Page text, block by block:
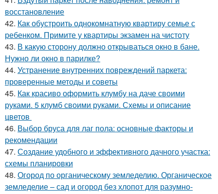
восстановление
42. Как обустроить однокомнатную квартиру семье с
ребенком. Примите у квартиры экзамен на чистоту
43. В какую сторону должно открываться окно в бане.
Нужно ли окно в парилке?
44. Устранение внутренних повреждений паркета:
проверенные методы и советы
45. Как красиво оформить клумбу на даче своими
руками. 5 клумб своими руками. Схемы и описание
цветов
46. Выбор бруса для лаг пола: основные факторы и
рекомендации
47. Создание удобного и эффективного дачного участка:
схемы планировки
48. Огород по органическому земледелию. Органическое
земледелие – сад и огород без хлопот для разумно-